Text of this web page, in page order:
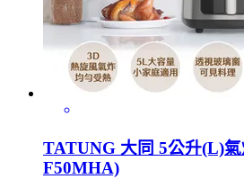
TATUNG 大同 5公升(L)
F50MHA)